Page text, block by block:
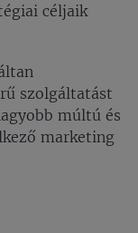
céljaik
szolgáltatást
múltú és
marketing